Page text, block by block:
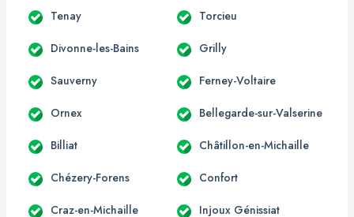
Tenay Torcieu
Divonne-les-Bains Grilly
Sauverny Ferney-Voltaire
Ornex Bellegarde-sur-Valserine
Billiat Châtillon-en-Michaille
Chézery-Forens Confort
Craz-en-Michaille Injoux Génissiat